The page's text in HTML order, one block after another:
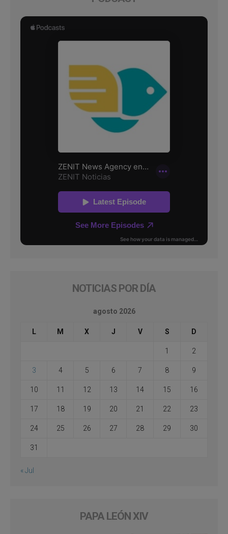
NOTICIAS POR DÍA
agosto 2026
L M X J V S D
1 2
3 4 5 6 7 8 9
10 11 12 13 14 15 16
17 18 19 20 21 22 23
24 25 26 27 28 29 30
31
« Jul
PAPA LEÓN XIV